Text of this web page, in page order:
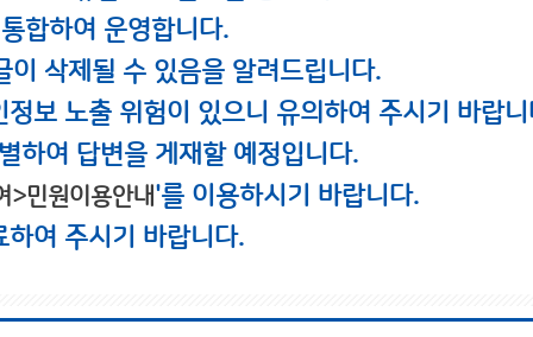
합하여 운영합니다.
삭제될 수 있음을 알려드립니다.
보 노출 위험이 있으니 유의하여 주시기 바랍니
하여 답변을 게재할 예정입니다.
>민원이용안내'를 이용하시기 바랍니다.
여 주시기 바랍니다.